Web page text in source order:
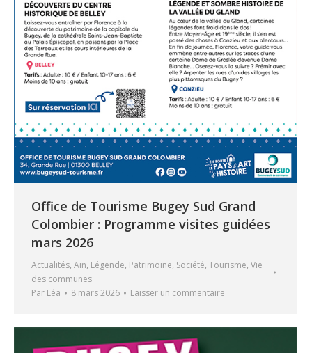
Office de Tourisme Bugey Sud Grand
Colombier : Programme visites guidées
mars 2026
Actualités, Ain, Légende, Patrimoine, Société, Tourisme, Vie
des communes
Par Léa 8 mars 2026 Laisser un commentaire